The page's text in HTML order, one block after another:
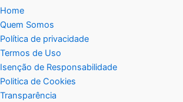
Home
Quem Somos
Política de privacidade
Termos de Uso
Isenção de Responsabilidade
Politica de Cookies
Transparência